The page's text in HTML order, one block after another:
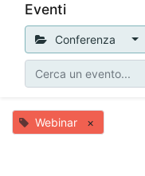
Eventi
Conferenza
Webinar ×